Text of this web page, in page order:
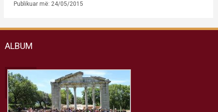
Publikuar më: 24/05/2015
ALBUM